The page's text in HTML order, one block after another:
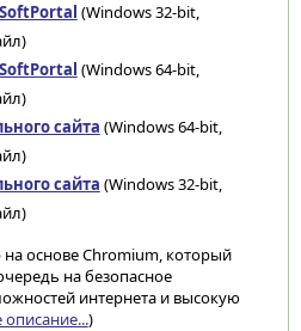
(Windows 32-bit,
(Windows 64-bit,
сайта (Windows 64-bit,
сайта (Windows 32-bit,
основе Chromium, который
на безопасное
интернета и высокую
)